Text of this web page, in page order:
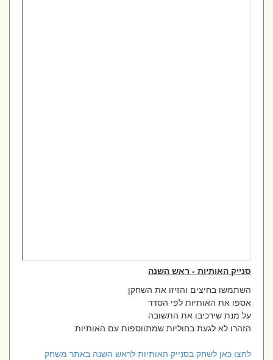
סנייק האותיות - ראש השנה
השתמשו בחיצים והזיזו את השחקן
אספו את האותיות לפי הסדר
על מנת שירכיבו את התשובה
הזהרו לא לגעת בחוליות שמתווספות עם האותיות
לחצו כאן לשחק בסנייק האותיות לראש השנה באתר משחק